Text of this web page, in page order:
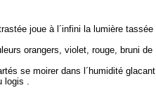
joue à l´infini la lumière tassée
orangers, violet, rouge, bruni de
se moirer dans l´humidité glacant
logis .